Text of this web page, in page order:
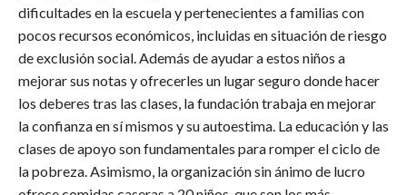
dificultades en la escuela y pertenecientes a familias con
pocos recursos económicos, incluidas en situación de riesgo
de exclusión social. Además de ayudar a estos niños a
mejorar sus notas y ofrecerles un lugar seguro donde hacer
los deberes tras las clases, la fundación trabaja en mejorar
la confianza en sí mismos y su autoestima. La educación y las
clases de apoyo son fundamentales para romper el ciclo de
la pobreza. Asimismo, la organización sin ánimo de lucro